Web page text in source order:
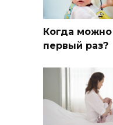
Когда
первый раз?